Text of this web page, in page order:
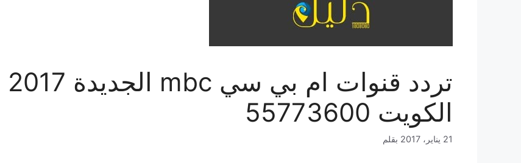
تردد قنوات ام بي سي mbc الجديدة 2017
الكويت 55773600
21 يناير، 2017 بقلم